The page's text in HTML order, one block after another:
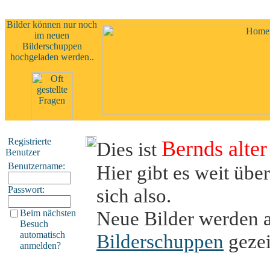
Bilder können nur noch
im neuen
Bilderschuppen
hochgeladen werden..
Registrierte
Benutzer
Benutzername:
Passwort:
Beim nächsten
Besuch
automatisch
anmelden?
Dies ist Bernds
Hier gibt es weit
sich also.
Neue Bilder werden
Bilderschuppen